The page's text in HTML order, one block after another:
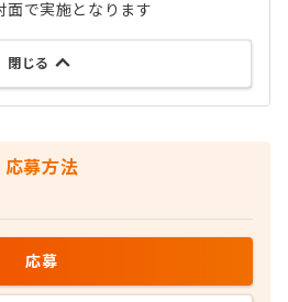
で実施となります
閉じる
応募方法
応募